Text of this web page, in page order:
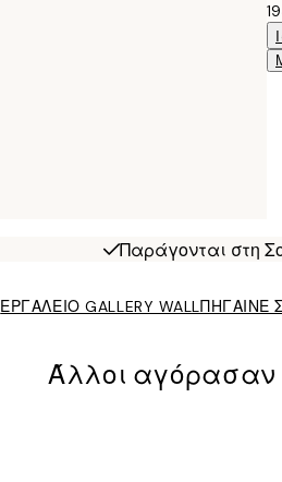
Παράγονται στη
ΕΡΓΑΛΕΙΟ GALLERY WALLΠΗΓΑΙΝΕ
Άλλοι αγόρασαν